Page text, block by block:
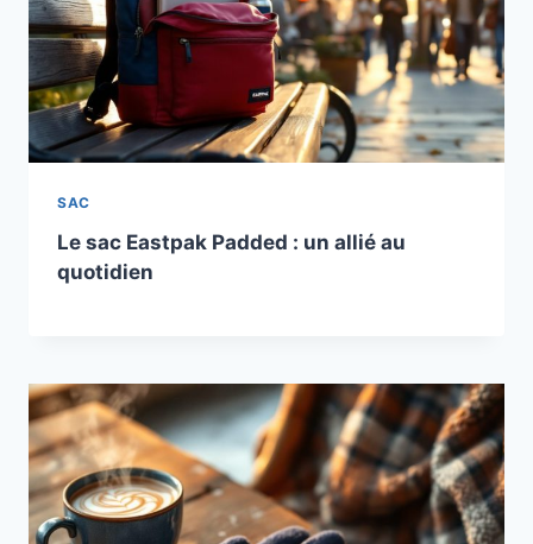
SAC
Le sac Eastpak Padded : un allié au
quotidien